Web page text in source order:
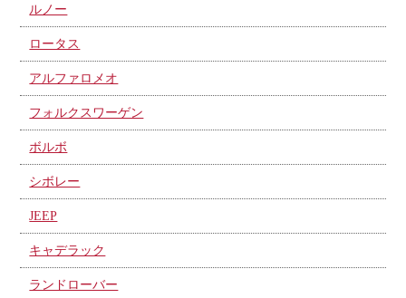
ルノー
ロータス
アルファロメオ
フォルクスワーゲン
ボルボ
シボレー
JEEP
キャデラック
ランドローバー